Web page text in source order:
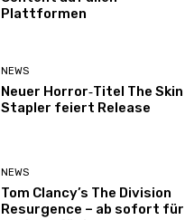
Plattformen
NEWS
Neuer Horror‑Titel The Skin
Stapler feiert Release
NEWS
Tom Clancy’s The Division
Resurgence – ab sofort für